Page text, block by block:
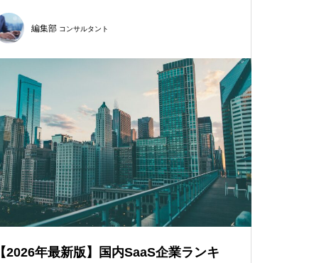
編集部 コンサルタント
【2026年最新版】国内SaaS企業ランキ